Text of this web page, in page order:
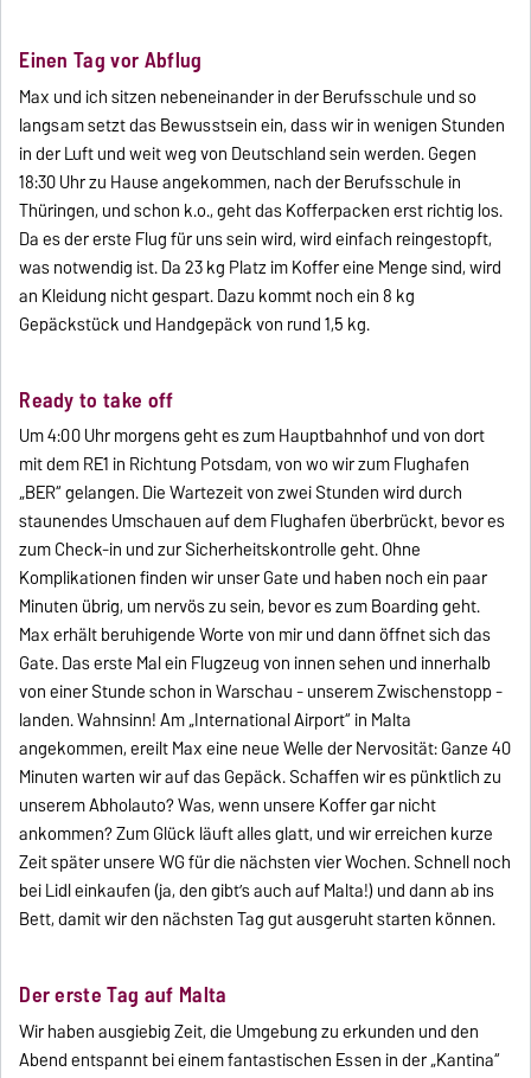
Einen Tag vor Abflug
Max und ich sitzen nebeneinander in der Berufsschule und so
langsam setzt das Bewusstsein ein, dass wir in wenigen Stunden
in der Luft und weit weg von Deutschland sein werden. Gegen
18:30 Uhr zu Hause angekommen, nach der Berufsschule in
Thüringen, und schon k.o., geht das Kofferpacken erst richtig los.
Da es der erste Flug für uns sein wird, wird einfach reingestopft,
was notwendig ist. Da 23 kg Platz im Koffer eine Menge sind, wird
an Kleidung nicht gespart. Dazu kommt noch ein 8 kg
Gepäckstück und Handgepäck von rund 1,5 kg.
Ready to take off
Um 4:00 Uhr morgens geht es zum Hauptbahnhof und von dort
mit dem RE1 in Richtung Potsdam, von wo wir zum Flughafen
„BER“ gelangen. Die Wartezeit von zwei Stunden wird durch
staunendes Umschauen auf dem Flughafen überbrückt, bevor es
zum Check-in und zur Sicherheitskontrolle geht. Ohne
Komplikationen finden wir unser Gate und haben noch ein paar
Minuten übrig, um nervös zu sein, bevor es zum Boarding geht.
Max erhält beruhigende Worte von mir und dann öffnet sich das
Gate. Das erste Mal ein Flugzeug von innen sehen und innerhalb
von einer Stunde schon in Warschau - unserem Zwischenstopp -
landen. Wahnsinn! Am „International Airport“ in Malta
angekommen, ereilt Max eine neue Welle der Nervosität: Ganze 40
Minuten warten wir auf das Gepäck. Schaffen wir es pünktlich zu
unserem Abholauto? Was, wenn unsere Koffer gar nicht
ankommen? Zum Glück läuft alles glatt, und wir erreichen kurze
Zeit später unsere WG für die nächsten vier Wochen. Schnell noch
bei Lidl einkaufen (ja, den gibt’s auch auf Malta!) und dann ab ins
Bett, damit wir den nächsten Tag gut ausgeruht starten können.
Der erste Tag auf Malta
Wir haben ausgiebig Zeit, die Umgebung zu erkunden und den
Abend entspannt bei einem fantastischen Essen in der „Kantina“